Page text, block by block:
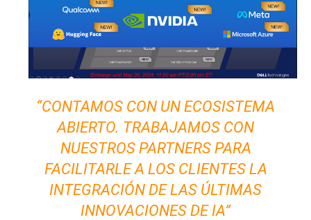
“CONTAMOS CON UN ECOSISTEMA
ABIERTO. TRABAJAMOS CON
NUESTROS PARTNERS PARA
FACILITARLE A LOS CLIENTES LA
INTEGRACIÓN DE LAS ÚLTIMAS
INNOVACIONES DE IA”